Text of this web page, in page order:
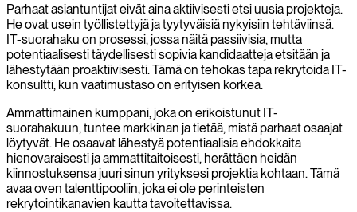
Parhaat asiantuntijat eivät aina aktiivisesti etsi uusia projekteja.
He ovat usein työllistettyjä ja tyytyväisiä nykyisiin tehtäviinsä.
IT-suorahaku on prosessi, jossa näitä passiivisia, mutta
potentiaalisesti täydellisesti sopivia kandidaatteja etsitään ja
lähestytään proaktiivisesti. Tämä on tehokas tapa rekrytoida IT-
konsultti, kun vaatimustaso on erityisen korkea.
Ammattimainen kumppani, joka on erikoistunut IT-
suorahakuun, tuntee markkinan ja tietää, mistä parhaat osaajat
löytyvät. He osaavat lähestyä potentiaalisia ehdokkaita
hienovaraisesti ja ammattitaitoisesti, herättäen heidän
kiinnostuksensa juuri sinun yrityksesi projektia kohtaan. Tämä
avaa oven talenttipooliin, joka ei ole perinteisten
rekrytointikanavien kautta tavoitettavissa.